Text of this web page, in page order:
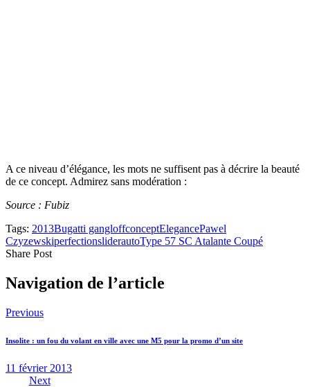
A ce niveau d’élégance, les mots ne suffisent pas à décrire la beauté
de ce concept. Admirez sans modération :
Source : Fubiz
Tags: 2013Bugatti gangloffconceptElegancePawel
CzyzewskiperfectionsliderautoType 57 SC Atalante Coupé
Share Post
Navigation de l’article
Previous
Insolite : un fou du volant en ville avec une M5 pour la promo d’un site
11 février 2013
Next